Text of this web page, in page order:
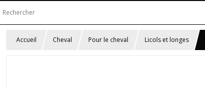
Accueil Cheval Pour le cheval Licols et longes